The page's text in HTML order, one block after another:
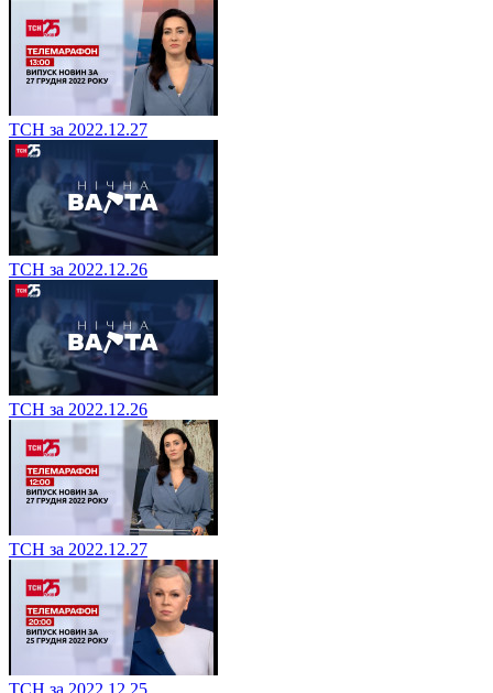
ТСН за 2022.12.27
ТСН за 2022.12.26
ТСН за 2022.12.26
ТСН за 2022.12.27
ТСН за 2022.12.25